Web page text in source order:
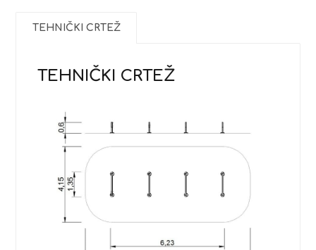
TEHNIČKI CRTEŽ
TEHNIČKI CRTEŽ